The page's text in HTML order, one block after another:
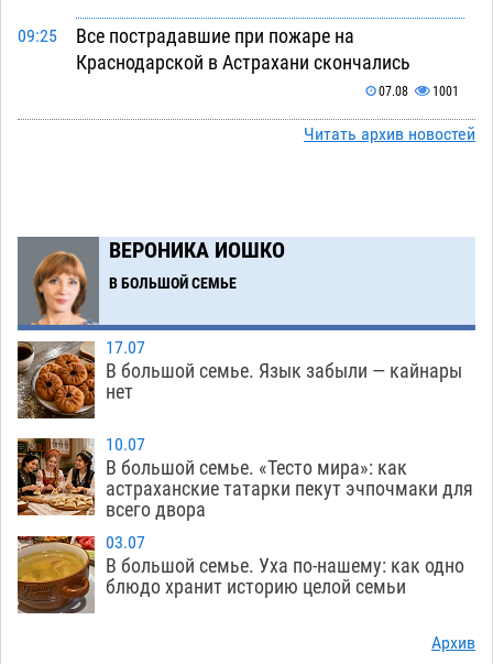
09:25
Все пострадавшие при пожаре на
Краснодарской в Астрахани скончались
07.08 1001
Астраханский суд оценил четыре удара по
19:36
Завтра астраханская жара вновь приблизится
к 40-градусному пределу
18:57
В Астрахани впервые открыли смену по
теории игр
18:23
В пятницу без электричества окажутся
Астрахань, Ахтубинск и 6 поселений
17:40
В астраханском поселке ведутся работы по
двум федеральным проектам
16:59
Модное дефиле собак и кошек пройдет в
Астрахани
06.08
Читать архив новостей
ВЕРОНИКА ИОШКО
В БОЛЬШОЙ СЕМЬЕ
17.07
В большой семье. Язык забыли — кайнары
нет
10.07
В большой семье. «Тесто мира»: как
астраханские татарки пекут эчпочмаки для
всего двора
03.07
В большой семье. Уха по-нашему: как одно
блюдо хранит историю целой семьи
Архив